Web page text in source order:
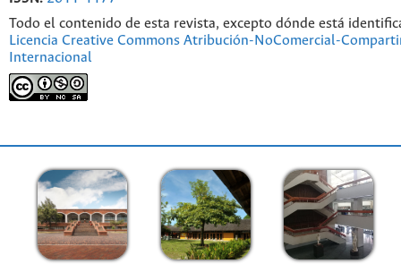
Todo el contenido de esta revista, excepto dónde está
Licencia Creative Commons Atribución-NoComercial-
Internacional